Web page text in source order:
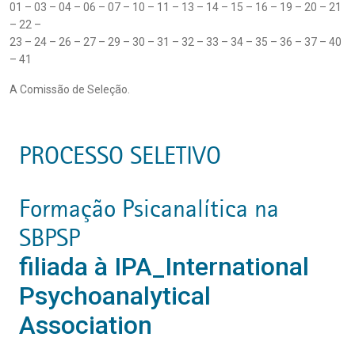
01 – 03 – 04 – 06 – 07 – 10 – 11 – 13 – 14 – 15 – 16 – 19 – 20 – 21
– 22 –
23 – 24 – 26 – 27 – 29 – 30 – 31 – 32 – 33 – 34 – 35 – 36 – 37 – 40
– 41
A Comissão de Seleção.
PROCESSO SELETIVO
Formação Psicanalítica na
SBPSP
filiada à IPA_International
Psychoanalytical
Association